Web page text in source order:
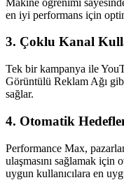
en iyi performans için
3. Çoklu Kanal
Tek bir kampanya ile
Görüntülü Reklam Ağı
sağlar.
4. Otomatik
Performance Max,
ulaşmasını sağlamak için
uygun kullanıcılara en